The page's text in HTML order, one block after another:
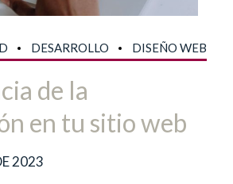
DESARROLLO DISEÑO WEB
de la
en tu sitio web
2023